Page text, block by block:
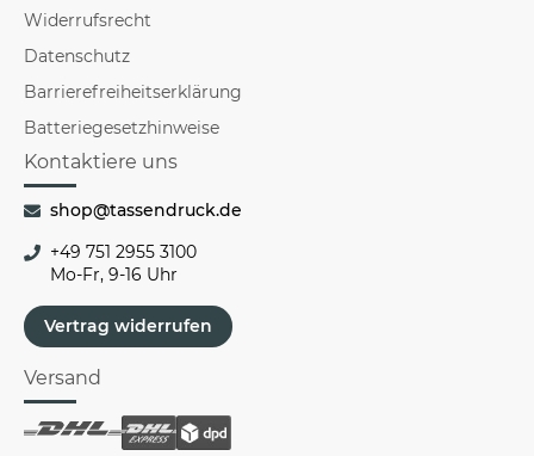
Widerrufsrecht
Datenschutz
Barrierefreiheitserklärung
Batteriegesetzhinweise
Kontaktiere uns
shop@tassendruck.de
+49 751 2955 3100
Mo-Fr, 9-16 Uhr
Vertrag widerrufen
Versand